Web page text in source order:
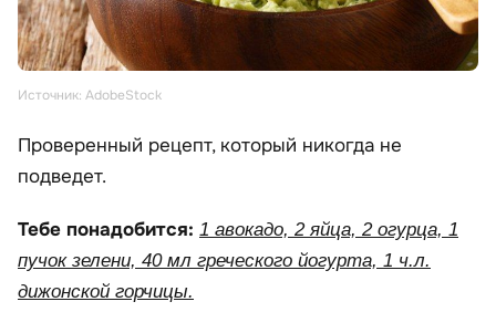
Источник: AdobeStock
Проверенный рецепт, который никогда не
подведет.
Тебе понадобится: 1 авокадо, 2 яйца, 2 огурца, 1
пучок зелени, 40 мл греческого йогурта, 1 ч.л.
дижонской горчицы.